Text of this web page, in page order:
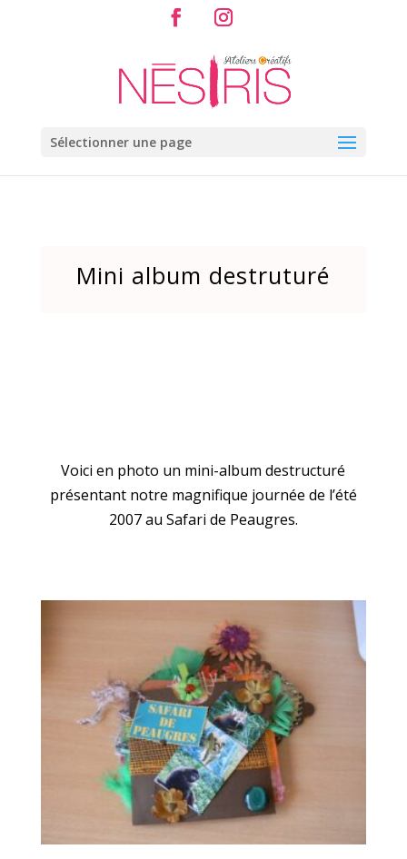
Sélectionner une page
Mini album destruturé
Voici en photo un mini-album destructuré
présentant notre magnifique journée de l’été
2007 au Safari de Peaugres.